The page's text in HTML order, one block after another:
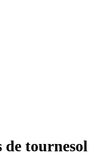
de tournesol